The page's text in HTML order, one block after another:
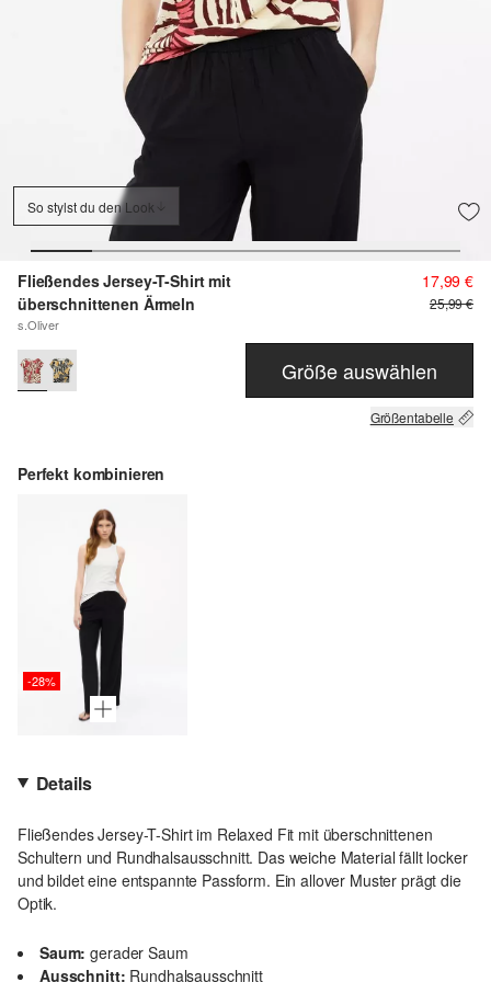
So stylst du den Look
Fließendes Jersey-T-Shirt mit
überschnittenen Ärmeln
s.Oliver
17,99 €
25,99 €
Größe auswählen
Größentabelle
Perfekt kombinieren
-28%
Details
Fließendes Jersey-T-Shirt im Relaxed Fit mit überschnittenen
Schultern und Rundhalsausschnitt. Das weiche Material fällt locker
und bildet eine entspannte Passform. Ein allover Muster prägt die
Optik.
Saum: gerader Saum
Ausschnitt: Rundhalsausschnitt